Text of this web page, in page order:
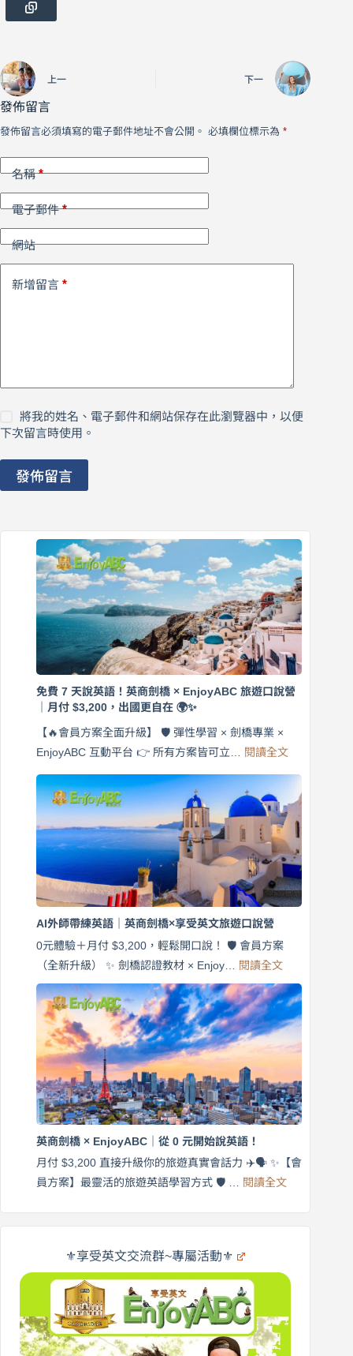
上一 下一
發佈留言
發佈留言必須填寫的電子郵件地址不會公開。 必填欄位標示為 *
名稱*
電子郵件*
網站
新增留言 *
將我的姓名、電子郵件和網站保存在此瀏覽器中，以便
下次留言時使用。
發佈留言
免費 7 天說英語！英商劍橋 × EnjoyABC 旅遊口說營
｜月付 $3,200，出國更自在 🌍✨
【🔥會員方案全面升級】 🛡️ 彈性學習 × 劍橋專業 ×
EnjoyABC 互動平台 👉 所有方案皆可立… 閱讀全文:
天
說
英
語！
英
商
劍
口
說
營
月
$3,200，
出
國
在
AI外師帶練英語｜英商劍橋×享受英文旅遊口說營
0元體驗＋月付 $3,200，輕鬆開口說！ 🛡️ 會員方案
（全新升級） ✨ 劍橋認證教材 × Enjoy… 閱讀全文:
AI
外
師
帶
練
英
｜
英
商
×
享
受
口
說
英商劍橋 × EnjoyABC｜從 0 元開始說英語！
月付 $3,200 直接升級你的旅遊真實會話力 ✈️🗣️ ✨【會
員方案】最靈活的旅遊英語學習方式 🛡️ … 閱讀全文:
商
劍
｜
元
⚜️享受英文交流群~專屬活動⚜️